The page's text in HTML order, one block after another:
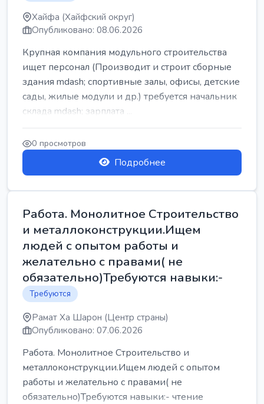
Хайфа (Хайфский округ)
Опубликовано: 08.06.2026
Крупная компания модульного строительства
ищет персонал (Производит и строит сборные
здания mdash; спортивные залы, офисы, детские
сады, жилые модули и др.) требуется начальник
склада mdash; зарплата ...
0 просмотров
Подробнее
Работа. Монолитное Строительство
и металлоконструкции.Ищем
людей с опытом работы и
желательно с правами( не
обязательно)Требуются навыки:-
Требуются
Рамат Ха Шарон (Центр страны)
Опубликовано: 07.06.2026
Работа. Монолитное Строительство и
металлоконструкции.Ищем людей с опытом
работы и желательно с правами( не
обязательно)Требуются навыки:- чтение